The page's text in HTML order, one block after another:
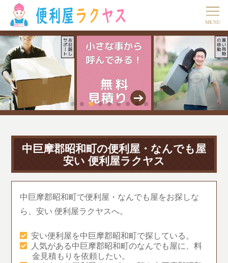
中巨摩郡昭和町の便利屋・なんでも屋
安い 便利屋ラクヤス
中巨摩郡昭和町で便利屋・なんでも屋をお探しな
ら、安い 便利屋ラクヤスへ。
安い便利屋を中巨摩郡昭和町で探している。
人気がある中巨摩郡昭和町のなんでも屋に、料
金見積もりを依頼したい。